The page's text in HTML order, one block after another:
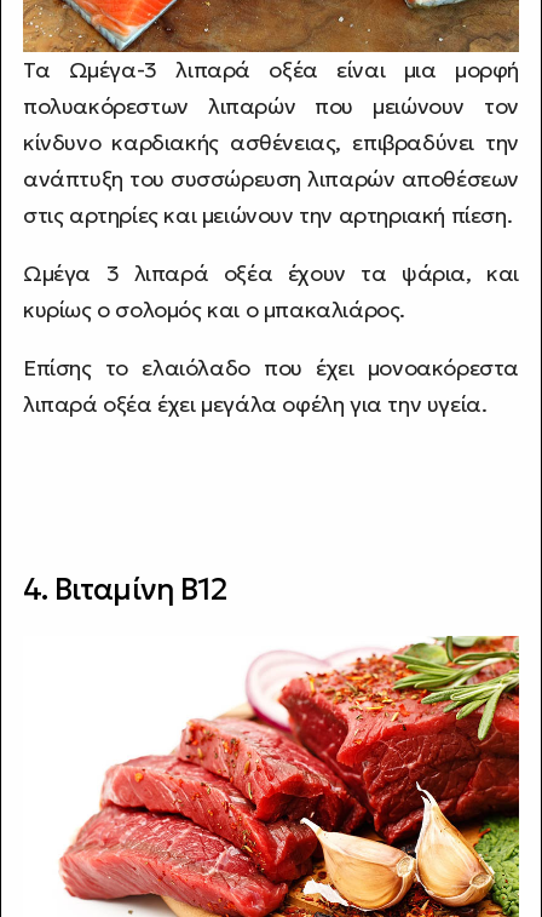
Τα Ωμέγα-3 λιπαρά οξέα είναι μια μορφή
πολυακόρεστων λιπαρών που μειώνουν τον
κίνδυνο καρδιακής ασθένειας, επιβραδύνει την
ανάπτυξη του συσσώρευση λιπαρών αποθέσεων
στις αρτηρίες και μειώνουν την αρτηριακή πίεση.
Ωμέγα 3 λιπαρά οξέα έχουν τα ψάρια, και
κυρίως ο σολομός και ο μπακαλιάρος.
Επίσης το ελαιόλαδο που έχει μονοακόρεστα
λιπαρά οξέα έχει μεγάλα οφέλη για την υγεία.
4. Βιταμίνη B12